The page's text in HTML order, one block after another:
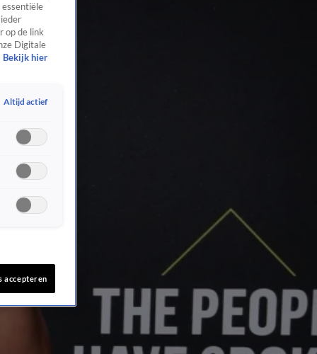
op de link
Digitale
Bekijk hier
Altijd actief
accepteren